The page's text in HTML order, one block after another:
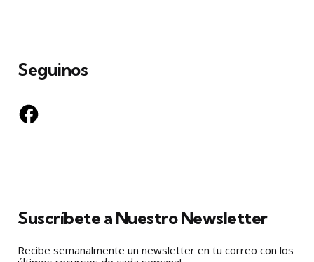
Seguinos
Facebook
Suscríbete a Nuestro Newsletter
Recibe semanalmente un newsletter en tu correo con los